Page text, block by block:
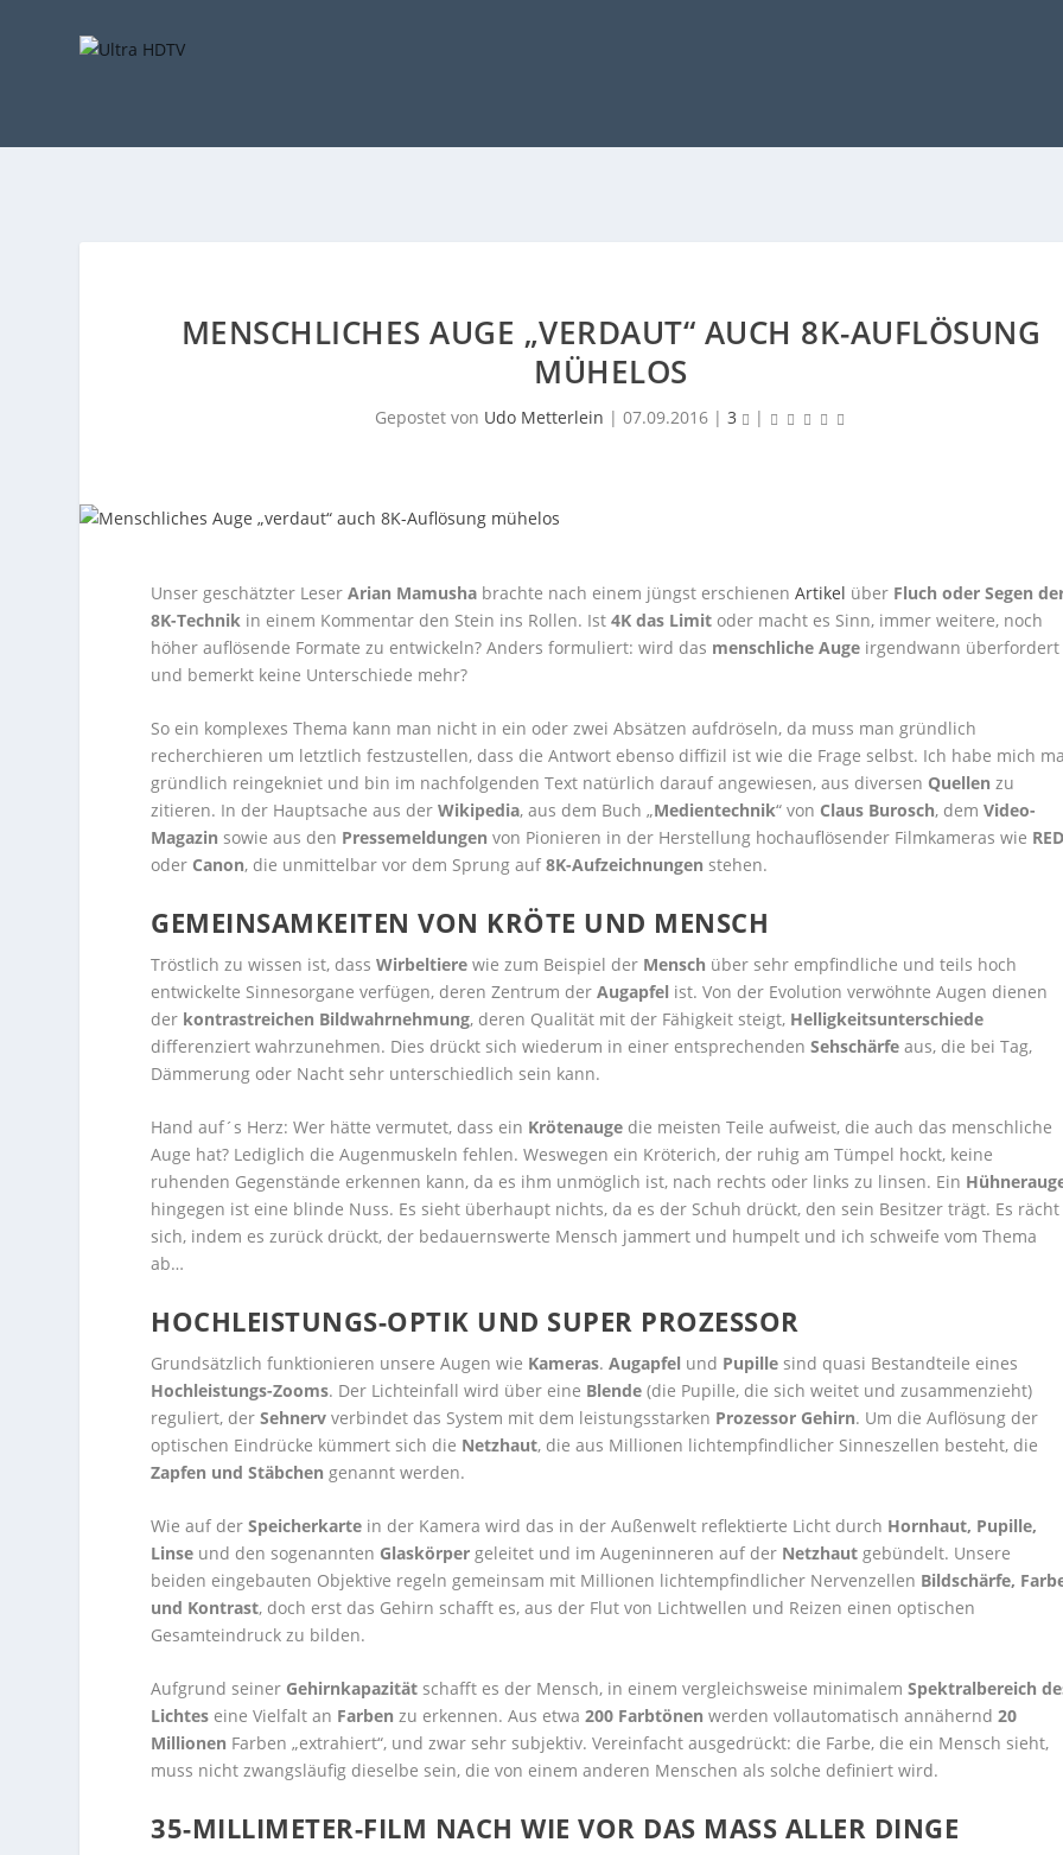
MENSCHLICHES AUGE „VERDAUT“ AUCH 8K-AUFLÖSUNG
MÜHELOS
Gepostet von Udo Metterlein | 07.09.2016| 3 |
Unser geschätzter LeserArian Mamusha brachte nach einem jüngst erschienenArtikel über Fluch oder Segen
8K-Technik in einem Kommentar den Stein ins Rollen. Ist4K das Limit oder macht es Sinn, immer weitere, noch
höher auflösende Formate zu entwickeln? Anders formuliert: wird das menschliche Auge irgendwann überfordert
und bemerkt keine Unterschiede mehr?
So ein komplexes Thema kann man nicht in ein oder zwei Absätzen aufdröseln, da muss man gründlich
recherchieren um letztlich festzustellen, dass die Antwort ebenso diffizil ist wie die Frage selbst. Ich habe mich
gründlich reingekniet und bin im nachfolgenden Text natürlich darauf angewiesen, aus diversen Quellen zu
zitieren. In der Hauptsache aus derWikipedia, aus dem Buch „Medientechnik“ von Claus Burosch, demVideo-
Magazin sowie aus den Pressemeldungen von Pionieren in der Herstellung hochauflösender Filmkameras wie
oder Canon, die unmittelbar vor dem Sprung auf8K-Aufzeichnungen stehen.
GEMEINSAMKEITEN VON KRÖTE UND MENSCH
Tröstlich zu wissen ist, dassWirbeltiere wie zum Beispiel der Mensch über sehr empfindliche und teils hoch
entwickelte Sinnesorgane verfügen, deren Zentrum derAugapfel ist. Von der Evolution verwöhnte Augen dienen
der kontrastreichen Bildwahrnehmung, deren Qualität mit der Fähigkeit steigt, Helligkeitsunterschiede
differenziert wahrzunehmen. Dies drückt sich wiederum in einer entsprechendenSehschärfe aus, die bei Tag,
Dämmerung oder Nacht sehr unterschiedlich sein kann.
Hand auf´s Herz: Wer hätte vermutet, dass ein Krötenauge die meisten Teile aufweist, die auch das menschliche
Auge hat? Lediglich die Augenmuskeln fehlen. Weswegen ein Kröterich, der ruhig am Tümpel hockt, keine
ruhenden Gegenstände erkennen kann, da es ihm unmöglich ist, nach rechts oder links zu linsen. Ein
hingegen ist eine blinde Nuss. Es sieht überhaupt nichts, da es der Schuh drückt, den sein Besitzer trägt. Es rächt
sich, indem es zurück drückt, der bedauernswerte Mensch jammert und humpelt und ich schweife vom Thema
ab…
HOCHLEISTUNGS-OPTIK UND SUPER PROZESSOR
Grundsätzlich funktionieren unsere Augen wie Kameras.Augapfel und Pupille sind quasi Bestandteile eines
Hochleistungs-Zooms. Der Lichteinfall wird über eine Blende (die Pupille, die sich weitet und zusammenzieht)
reguliert, derSehnerv verbindet das System mit dem leistungsstarken Prozessor Gehirn. Um die Auflösung der
optischen Eindrücke kümmert sich die Netzhaut, die aus Millionen lichtempfindlicher Sinneszellen besteht, die
Zapfen und Stäbchen genannt werden.
Wie auf derSpeicherkarte in der Kamera wird das in der Außenwelt reflektierte Licht durch Hornhaut, Pupille,
Linse und den sogenannten Glaskörper geleitet und im Augeninneren auf der Netzhaut gebündelt. Unsere
beiden eingebauten Objektive regeln gemeinsam mit Millionen lichtempfindlicher Nervenzellen Bildschärfe,
und Kontrast, doch erst das Gehirn schafft es, aus der Flut von Lichtwellen und Reizen einen optischen
Gesamteindruck zu bilden.
Aufgrund seiner Gehirnkapazität schafft es der Mensch, in einem vergleichsweise minimalemSpektralbereich
Lichtes eine Vielfalt an Farben zu erkennen. Aus etwa200 Farbtönen werden vollautomatisch annähernd20
Millionen Farben „extrahiert“, und zwar sehr subjektiv. Vereinfacht ausgedrückt: die Farbe, die ein Mensch sieht,
muss nicht zwangsläufig dieselbe sein, die von einem anderen Menschen als solche definiert wird.
35-MILLIMETER-FILM NACH WIE VOR DAS MASS ALLER DINGE